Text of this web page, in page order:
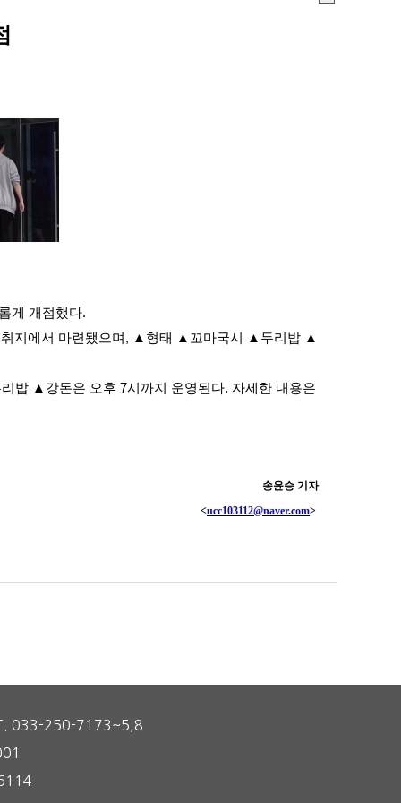
게 개점했다.
지에서 마련됐으며 , ▲ 형태 ▲ 꼬마국시 ▲ 두리밥 ▲
리밥 ▲ 강돈은 오후 7시까지 운영된다. 자세한 내용은
송윤승 기자
<ucc103112@naver.com>
033-250-7173~5,8